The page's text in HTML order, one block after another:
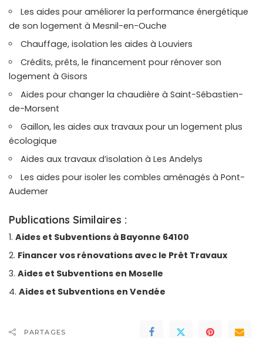
Les aides pour améliorer la performance énergétique
de son logement à Mesnil-en-Ouche
Chauffage, isolation les aides à Louviers
Crédits, prêts, le financement pour rénover son
logement à Gisors
Aides pour changer la chaudière à Saint-Sébastien-
de-Morsent
Gaillon, les aides aux travaux pour un logement plus
écologique
Aides aux travaux d’isolation à Les Andelys
Les aides pour isoler les combles aménagés à Pont-
Audemer
Publications Similaires :
Aides et Subventions à Bayonne 64100
Financer vos rénovations avec le Prêt Travaux
Aides et Subventions en Moselle
Aides et Subventions en Vendée
PARTAGES